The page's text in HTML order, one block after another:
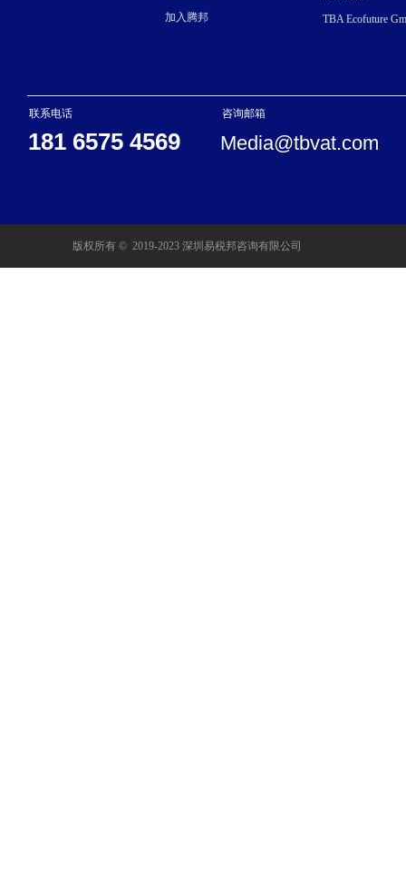
181 6575 4569 Media@tbvat.com
咨询邮箱
联系电话
加入腾邦
TBA Ecofuture
版权所有 ©  2019-2023 深圳易税邦咨询有限公司